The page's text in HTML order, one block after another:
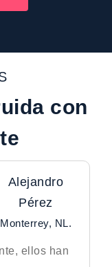
con
Alejandro
Pérez
Monterrey, NL.
ellos han